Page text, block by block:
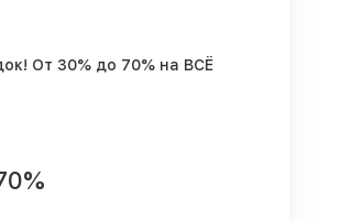
От 30% до 70% на ВСЁ